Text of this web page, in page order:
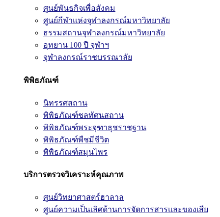
ศูนย์พันธกิจเพื่อสังคม
ศูนย์กีฬาแห่งจุฬาลงกรณ์มหาวิทยาลัย
ธรรมสถานจุฬาลงกรณ์มหาวิทยาลัย
อุทยาน 100 ปี จุฬาฯ
จุฬาลงกรณ์ราชบรรณาลัย
พิพิธภัณฑ์
นิทรรศสถาน
พิพิธภัณฑ์ชลทัศนสถาน
พิพิธภัณฑ์พระจุฑาธุชราชฐาน
พิพิธภัณฑ์พืชมีชีวิต
พิพิธภัณฑ์สมุนไพร
บริการตรวจวิเคราะห์คุณภาพ
ศูนย์วิทยาศาสตร์ฮาลาล
ศูนย์ความเป็นเลิศด้านการจัดการสารและของเสีย